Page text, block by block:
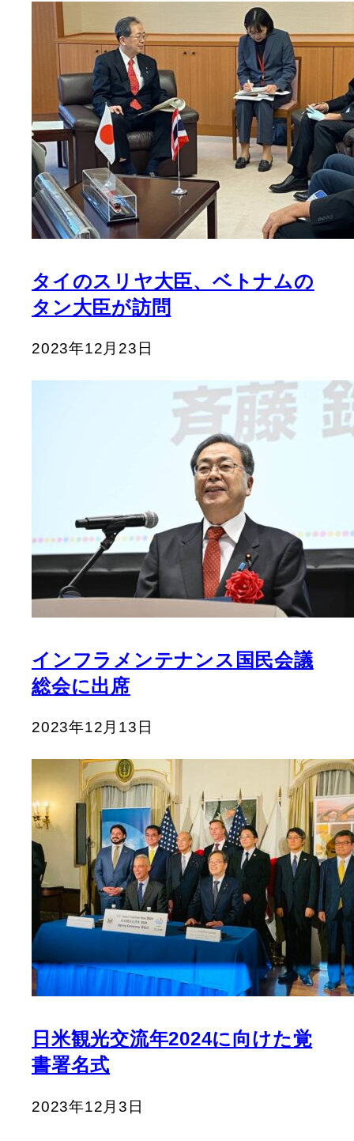
タイのスリヤ大臣、ベトナムの
タン大臣が訪問
2023年12月23日
インフラメンテナンス国民会議
総会に出席
2023年12月13日
日米観光交流年2024に向けた覚
書署名式
2023年12月3日